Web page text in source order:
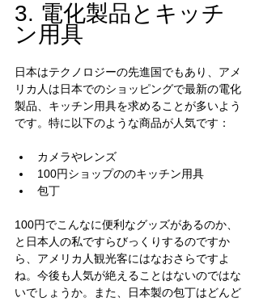
3. 電化製品とキッチ
ン用具
日本はテクノロジーの先進国でもあり、アメ
リカ人は日本でのショッピングで最新の電化
製品、キッチン用具を求めることが多いよう
です。特に以下のような商品が人気です：
カメラやレンズ
100円ショップののキッチン用具
包丁
100円でこんなに便利なグッズがあるのか、
と日本人の私ですらびっくりするのですか
ら、アメリカ人観光客にはなおさらですよ
ね。今後も人気が絶えることはないのではな
いでしょうか。また、日本製の包丁はどんど